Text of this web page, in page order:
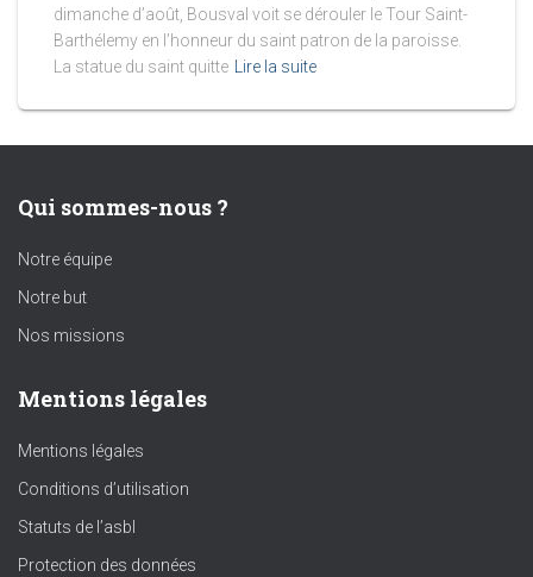
dimanche d’août, Bousval voit se dérouler le Tour Saint-
Barthélemy en l’honneur du saint patron de la paroisse.
La statue du saint quitte Lire la suite
Qui sommes-nous ?
Notre équipe
Notre but
Nos missions
Mentions légales
Mentions légales
Conditions d’utilisation
Statuts de l’asbl
Protection des données